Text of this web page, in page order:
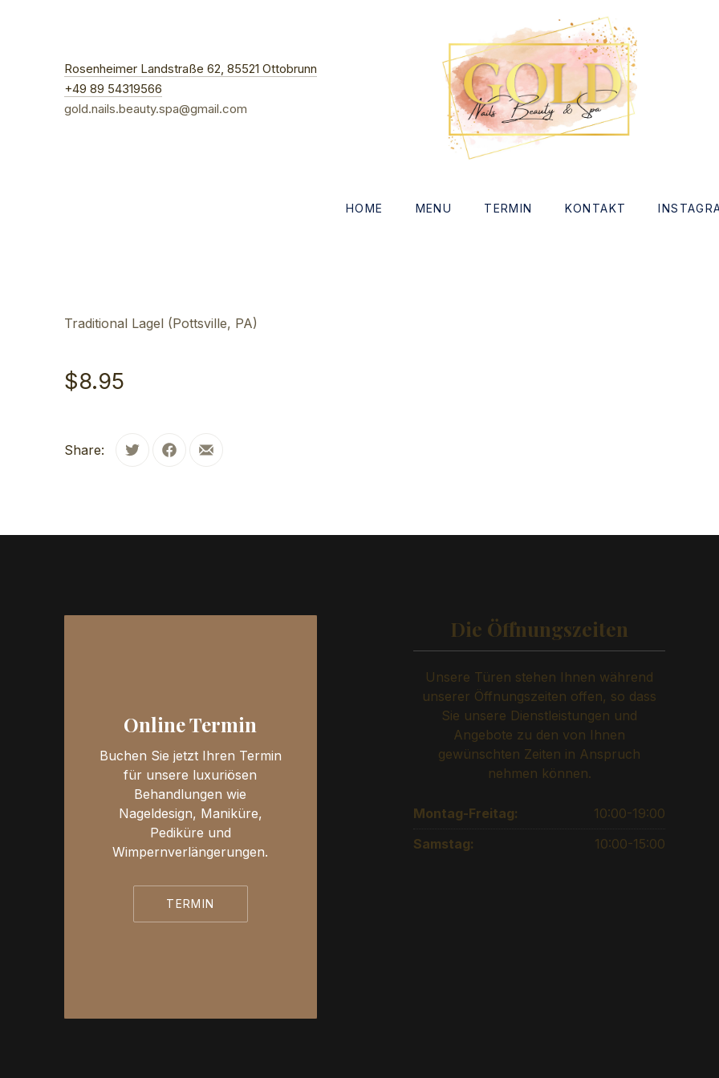
Rosenheimer Landstraße 62, 85521 Ottobrunn
+49 89 54319566
gold.nails.beauty.spa@gmail.com
HOME MENU TERMIN KONTAKT
Traditional Lagel (Pottsville, PA)
$8.95
Share: Tweet Share on Facebook
Share by Email
Online Termin
Buchen Sie jetzt Ihren Termin
für unsere luxuriösen
Behandlungen wie
Nageldesign, Maniküre,
Pediküre und
Wimpernverlängerungen.
TERMIN
Die Öffnungszeiten
Unsere Türen stehen Ihnen während
unserer Öffnungszeiten offen, so dass
Sie unsere Dienstleistungen und
Angebote zu den von Ihnen
gewünschten Zeiten in Anspruch
nehmen können.
Montag-Freitag:
10:00-19:00
Samstag:
10:00-15:00
PREVIOUS